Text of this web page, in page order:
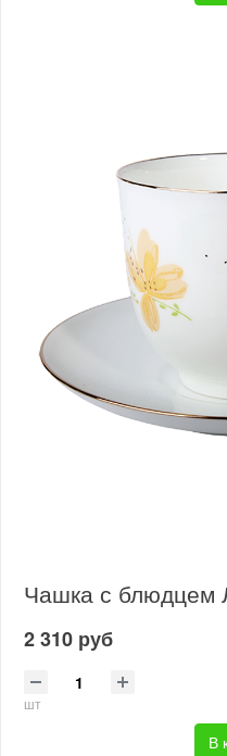
2 310 руб
шт
В